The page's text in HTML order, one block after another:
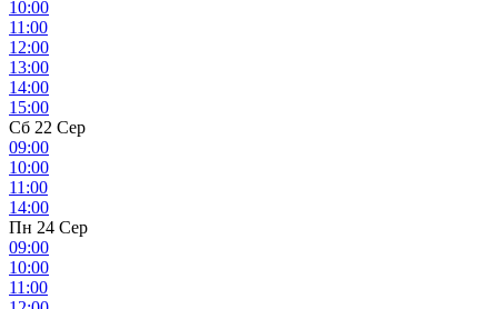
10:00
11:00
12:00
13:00
14:00
15:00
Сб 22 Сер
09:00
10:00
11:00
14:00
Пн 24 Сер
09:00
10:00
11:00